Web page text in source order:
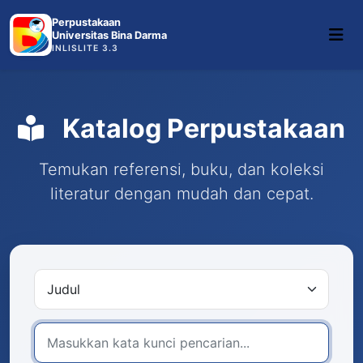
Perpustakaan
Universitas Bina Darma
INLISLITE 3.3
Katalog Perpustakaan
Temukan referensi, buku, dan koleksi
literatur dengan mudah dan cepat.